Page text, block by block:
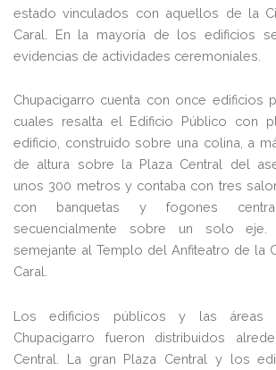
estado vinculados con aquellos de la
Caral. En la mayoría de los edificios
evidencias de actividades ceremoniales.
Chupacigarro cuenta con once edificios
cuales resalta el Edificio Público con
edificio, construido sobre una colina, a
de altura sobre la Plaza Central del
unos 300 metros y contaba con tres
con banquetas y fogones
secuencialmente sobre un solo
semejante al Templo del Anfiteatro de la
Caral.
Los edificios públicos y las áreas
Chupacigarro fueron distribuidos
Central. La gran Plaza Central y los